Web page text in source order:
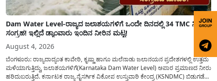
Dam Water Level-ರಾಜ್ಯದ ಜಲಾಶಯಗಳಿಗೆ ಒಂದೇ ದಿನದಲ್ಲಿ 34 TMC ನೀರು
ಸಂಗ್ರಹ! ಇಲ್ಲಿದೆ ಡ್ಯಾಂವಾರು ಇಂದಿನ ನೀರಿನ ಮಟ್ಟ!
August 4, 2026
ಬೆಂಗಳೂರು: ರಾಜ್ಯದಾದ್ಯಂತ ಕಾವೇರಿ, ಕೃಷ್ಣಾ ಹಾಗೂ ಮಲೆನಾಡು ಜಲಾನಯನ ಪ್ರದೇಶಗಳಲ್ಲಿ ಉತ್ತಮ
ಮಳೆಯಾಗುತ್ತಿದ್ದು, ಜಲಾಶಯಗಳಿಗೆ(Karnataka Dam Water Level) ಅಪಾರ ಪ್ರಮಾಣದ ನೀರು
ಹರಿದುಬರುತ್ತಿದೆ. ಕರ್ನಾಟಕ ರಾಜ್ಯ ನೈಸರ್ಗಿಕ ವಿಕೋಪ ಉಸ್ತುವಾರಿ ಕೇಂದ್ರ (KSNDMC) ಬಿಡುಗಡೆ